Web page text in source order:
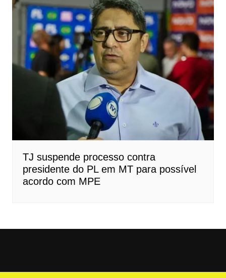
TJ suspende processo contra
presidente do PL em MT para possível
acordo com MPE